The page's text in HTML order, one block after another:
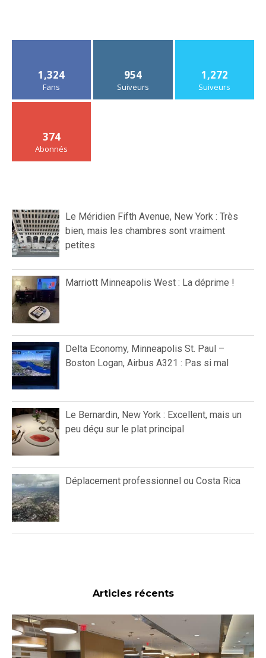
1,324
Fans
954
Suiveurs
1,272
Suiveurs
374
Abonnés
Le Méridien Fifth Avenue, New York : Très
bien, mais les chambres sont vraiment
petites
Marriott Minneapolis West : La déprime !
Delta Economy, Minneapolis St. Paul –
Boston Logan, Airbus A321 : Pas si mal
Le Bernardin, New York : Excellent, mais un
peu déçu sur le plat principal
Déplacement professionnel ou Costa Rica
Articles récents